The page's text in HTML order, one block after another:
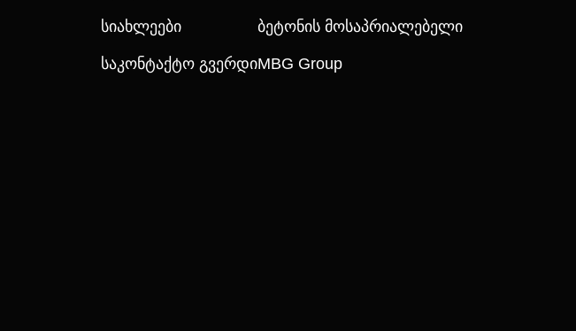
Სიახლეები
Საკონტაქტო Გვერდი
Ბეტონის Მოსაპრიალებელი
MBG Group